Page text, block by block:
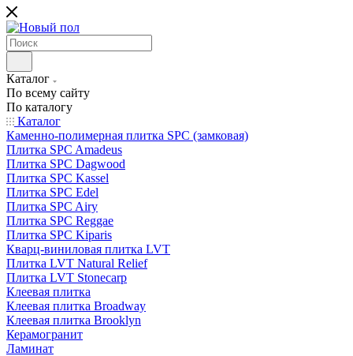
Каталог
По всему сайту
По каталогу
Каталог
Каменно-полимерная плитка SPC (замковая)
Плитка SPC Amadeus
Плитка SPC Dagwood
Плитка SPC Kassel
Плитка SPC Edel
Плитка SPC Airy
Плитка SPC Reggae
Плитка SPC Kiparis
Кварц-виниловая плитка LVT
Плитка LVT Natural Relief
Плитка LVT Stonecarp
Клеевая плитка
Клеевая плитка Broadway
Клеевая плитка Brooklyn
Керамогранит
Ламинат